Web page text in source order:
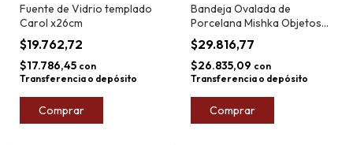
Fuente de Vidrio templado
Carol x26cm
$19.762,72
$17.786,45 con
Transferencia o depósito
Comprar
Bandeja Ovalada de
Porcelana Mishka Objetos
46cm
$29.816,77
$26.835,09 con
Transferencia o depósito